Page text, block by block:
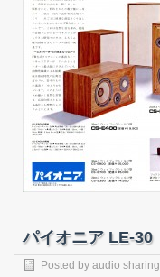
パイオニア LE-30
Posted by audio sharing